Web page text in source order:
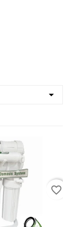

favorite_border